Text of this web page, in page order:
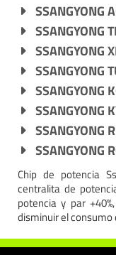
SSANGYONG
SSANGYONG
SSANGYONG
SSANGYONG
SSANGYONG
SSANGYONG
SSANGYONG
SSANGYONG
Chip de potencia
centralita de
potencia y par
disminuir el consumo